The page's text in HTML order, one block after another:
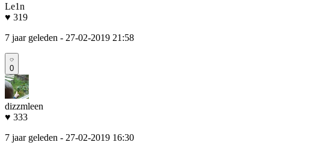
Le1n
♥ 319
7 jaar geleden - 27-02-2019 21:58
0
dizzmleen
♥ 333
7 jaar geleden - 27-02-2019 16:30